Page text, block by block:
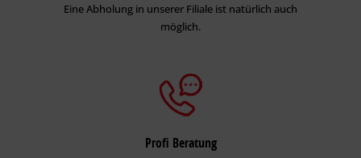
Eine Abholung in unserer Filiale ist natürlich auch
möglich.
Profi Beratung